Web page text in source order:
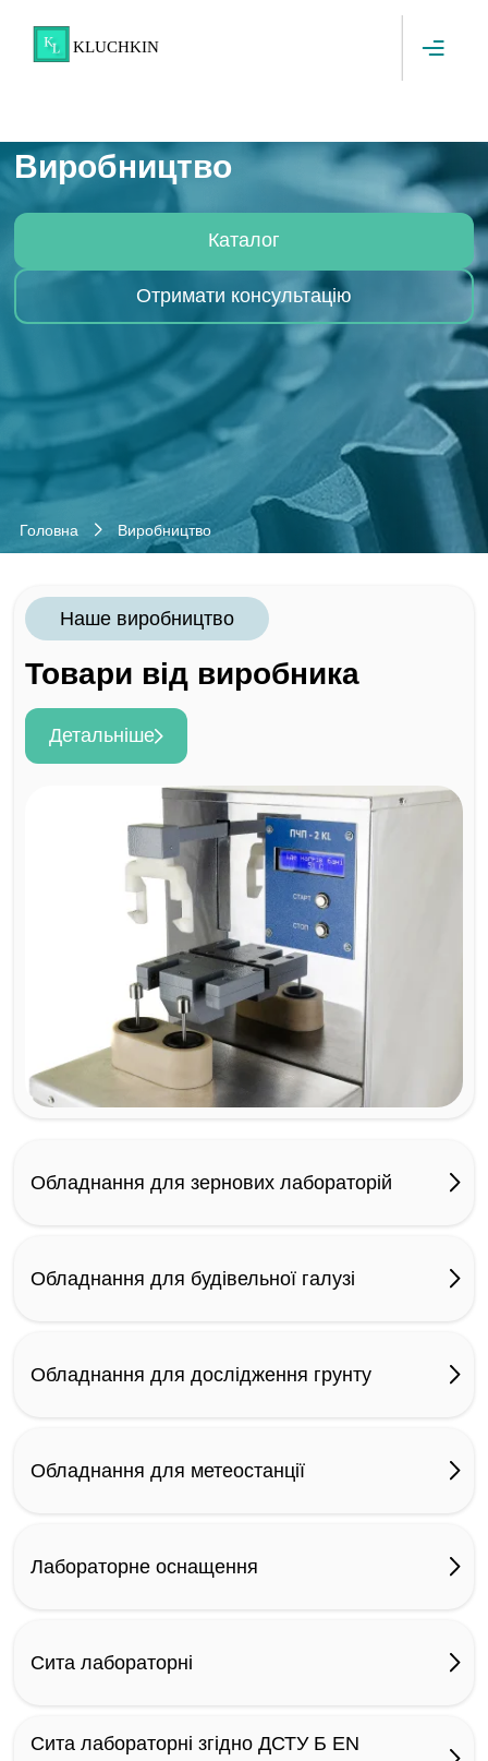
KLUCHKIN
Виробництво
Каталог
Отримати консультацію
Головна Виробництво
Наше виробництво
Товари від виробника
Детальніше
Обладнання для зернових лабораторій
Обладнання для будівельної галузі
Обладнання для дослідження грунту
Обладнання для метеостанції
Лабораторне оснащення
Сита лабораторні
Сита лабораторні згідно ДСТУ Б EN